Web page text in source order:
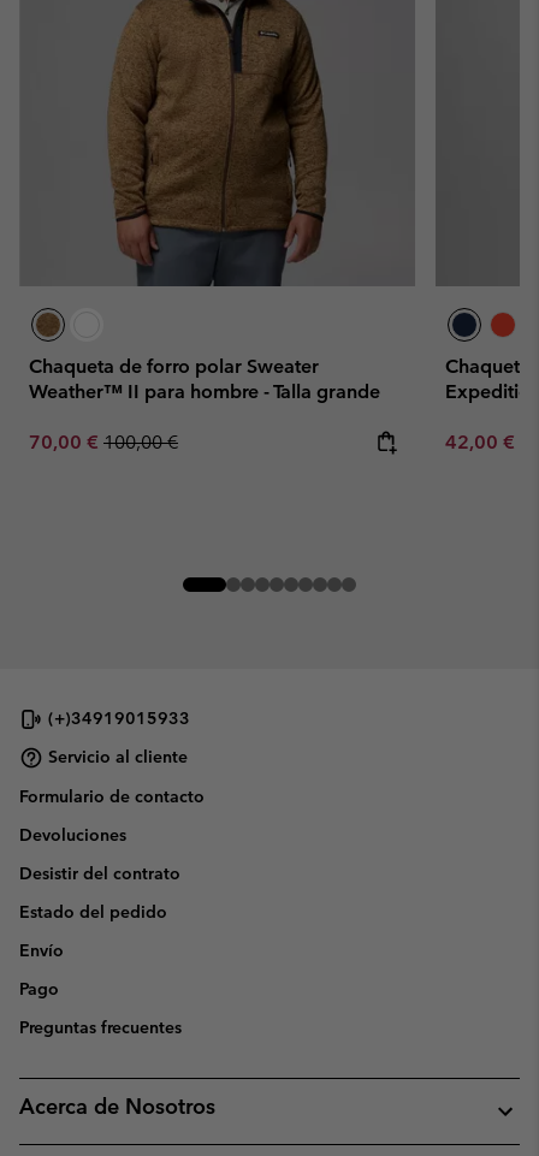
Chaqueta de forro polar Sweater
Weather™ II para hombre - Talla grande
Sale price:
70,00 € Regular price:
100,00 €
Chaqueta
Minimum
42,00 €
(+)34919015933
Servicio al cliente
Formulario de contacto
Devoluciones
Desistir del contrato
Estado del pedido
Envío
Pago
Preguntas frecuentes
Acerca de Nosotros